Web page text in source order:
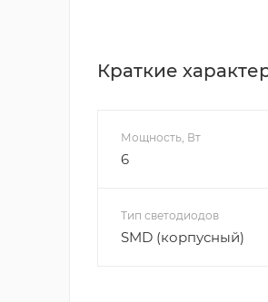
Краткие
Мощность, Вт
6
Тип светодиодов
SMD (корпусный)